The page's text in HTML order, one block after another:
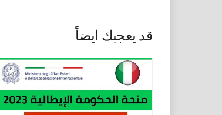
قد يعجبك ايضاً